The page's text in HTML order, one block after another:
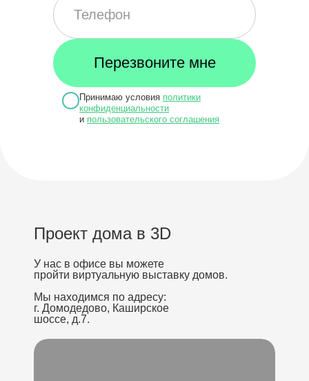
Принимаю условия политики
конфиденциальности
и пользовательского соглашения
Проект дома в 3D
У нас в офисе вы можете
пройти виртуальную выставку домов.
Мы находимся по адресу:
г. Домодедово, Каширское
шоссе, д.7.